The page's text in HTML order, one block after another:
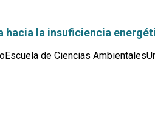
hacia la insuficiencia
de Ciencias